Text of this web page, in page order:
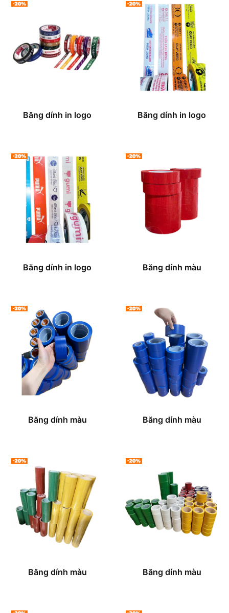
Băng dính in logo Băng dính in logo
Băng dính in logo Băng dính màu
Băng dính màu Băng dính màu
Băng dính màu Băng dính màu